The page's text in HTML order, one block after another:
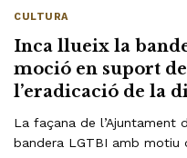
CULTURA
Inca llueix la
moció en suport
l’eradicació de la
La façana de l’Ajuntament
bandera LGTBI amb motiu